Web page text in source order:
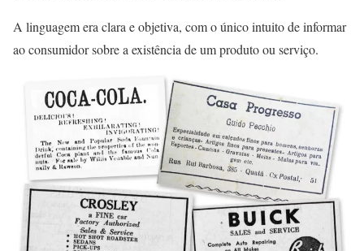
A linguagem era clara e objetiva, com o único intuito de informar
ao consumidor sobre a existência de um produto ou serviço.